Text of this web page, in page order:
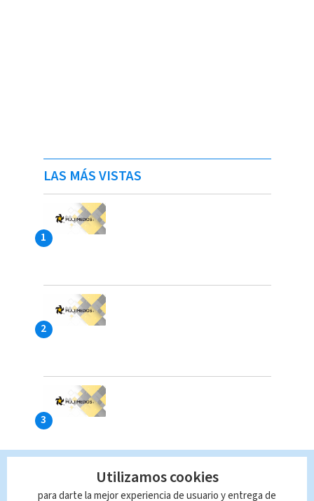
LAS MÁS VISTAS
Utilizamos cookies
para darte la mejor experiencia de usuario y entrega de